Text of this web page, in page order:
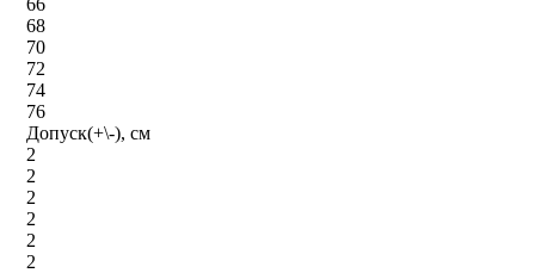
66
68
70
72
74
76
Допуск(+\-), см
2
2
2
2
2
2